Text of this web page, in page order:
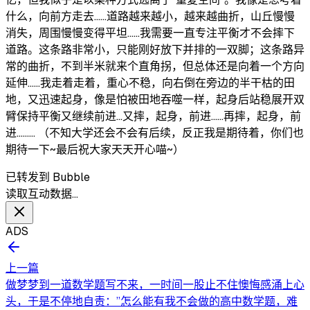
什么，向前方走去……道路越来越小，越来越曲折，山丘慢慢
消失，周围慢慢变得平坦……我需要一直专注平衡才不会摔下
道路。这条路非常小，只能刚好放下并排的一双脚；这条路异
常的曲折，不到半米就来个直角拐，但总体还是向着一个方向
延伸……我走着走着，重心不稳，向右倒在旁边的半干枯的田
地，又迅速起身，像是怕被田地吞噬一样，起身后站稳展开双
臂保持平衡又继续前进…又摔，起身，前进……再摔，起身，前
进……… （不知大学还会不会有后续，反正我是期待着，你们也
期待一下~最后祝大家天天开心喵~）
已转发到 Bubble
读取互动数据…
ADS
上一篇
做梦梦到一道数学题写不来，一时间一股止不住懊悔感涌上心
头，于是不停地自责：”怎么能有我不会做的高中数学题，难